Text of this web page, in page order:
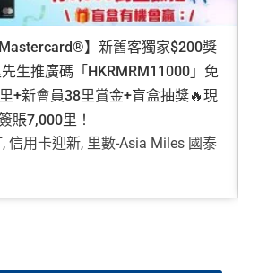
Mastercard®】新舊客獨家$200獎
生推廣碼「HKRMRM11000」免
+新會員38里賞金+盲盒抽獎🔥現
賬7,000里！
,信用卡迎新, 里數-Asia Miles 國泰